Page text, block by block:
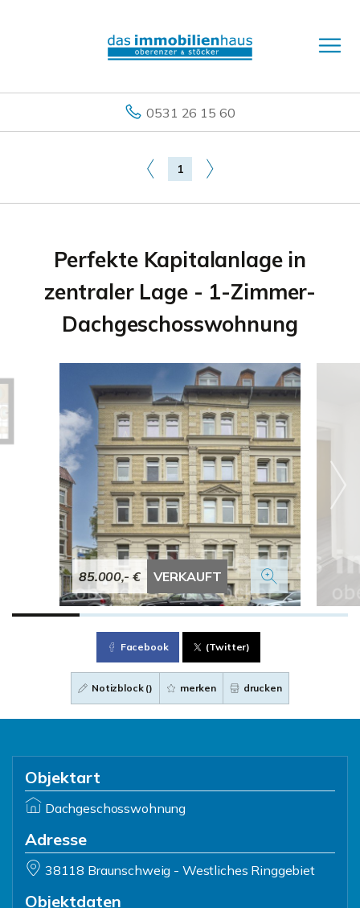
0531 26 15 60
1
Perfekte Kapitalanlage in
zentraler Lage - 1-Zimmer-
Dachgeschosswohnung
85.000,- € VERKAUFT
Facebook (Twitter)
Notizblock () merken drucken
Objektart
Dachgeschosswohnung
Adresse
38118 Braunschweig - Westliches Ringgebiet
Objektdaten